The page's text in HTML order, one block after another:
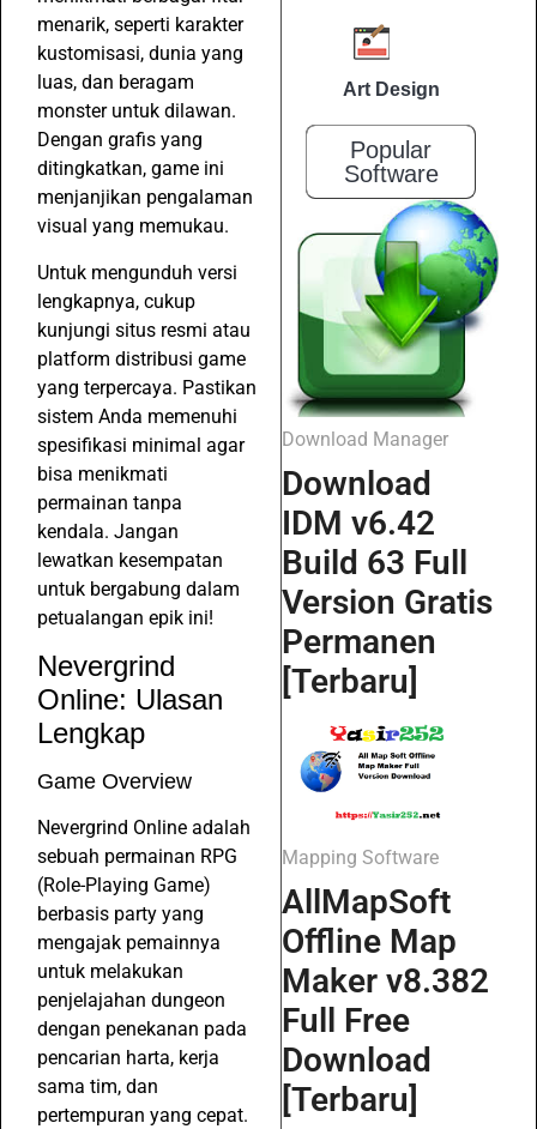
menarik, seperti karakter
kustomisasi, dunia yang
luas, dan beragam
monster untuk dilawan.
Dengan grafis yang
ditingkatkan, game ini
menjanjikan pengalaman
visual yang memukau.
Untuk mengunduh versi
lengkapnya, cukup
kunjungi situs resmi atau
platform distribusi game
yang terpercaya. Pastikan
sistem Anda memenuhi
spesifikasi minimal agar
bisa menikmati
permainan tanpa
kendala. Jangan
lewatkan kesempatan
untuk bergabung dalam
petualangan epik ini!
Nevergrind
Online: Ulasan
Lengkap
Game Overview
Nevergrind Online adalah
sebuah permainan RPG
(Role-Playing Game)
berbasis party yang
mengajak pemainnya
untuk melakukan
penjelajahan dungeon
dengan penekanan pada
pencarian harta, kerja
sama tim, dan
pertempuran yang cepat.
Art Design
Popular
Software
Download Manager
Download
IDM v6.42
Build 63 Full
Version Gratis
Permanen
[Terbaru]
Mapping Software
AllMapSoft
Offline Map
Maker v8.382
Full Free
Download
[Terbaru]